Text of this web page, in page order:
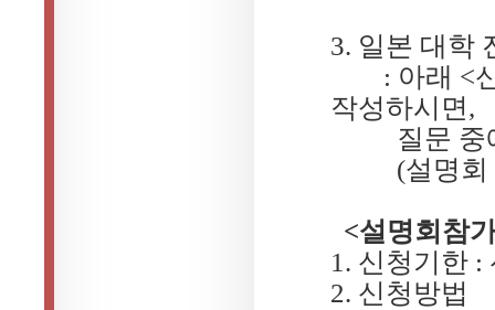
3. 일본 대학
: 아래 <
작성하시면,
질문 중
(설명
<설명회참
1. 신청기한 :
2. 신청방법